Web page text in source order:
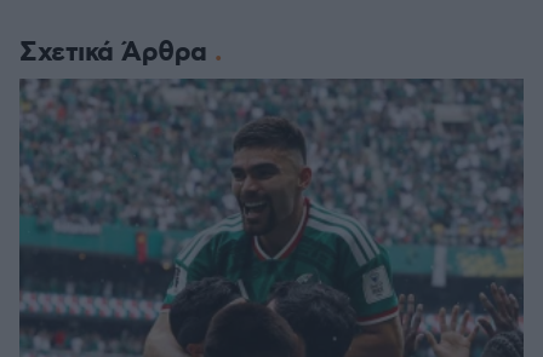
Σχετικά Άρθρα